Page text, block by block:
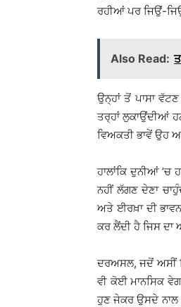
ਰਹੀਆਂ ਪਰ ਜਿਉਂ-
Also Read:
ਉਨ੍ਹਾਂ ਤੋਂ ਪਾਸਾ
ਤਰ੍ਹਾਂ ਲੁਕਾਉਂਦੀਆਂ
ਵਿਅਕਤੀ ਭਾਵੇਂ ਉਹ
ਹਾਲਾਂਕਿ ਦੁਨੀਆਂ
ਨਹੀਂ ਲੱਗਣ ਦੇਣਾ
ਅਤੇ ਈਰਖ਼ਾ ਦੀ
ਕਰ ਲੈਂਦੀ ਹੈ ਜਿਸ ਦਾ
ਦਰਅਸਲ, ਜਦੋਂ ਅਸੀਂ
ਵੀ ਕੋਈ ਮਾਨਸਿਕ
ਹੁਣ ਜੇਕਰ ਉਸਦੇ ਨਾਲ